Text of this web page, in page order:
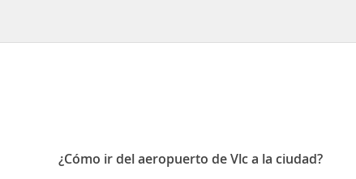
¿Cómo ir del aeropuerto de Vlc a la ciudad?